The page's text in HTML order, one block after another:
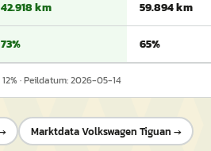
42.918 km 59.894 km
73% 65%
12% · Peildatum:2026-05-14
MarktdataVolkswagen Tiguan →